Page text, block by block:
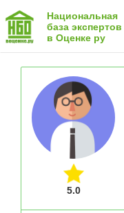
Национальная
база экспертов
в Оценке ру
5.0